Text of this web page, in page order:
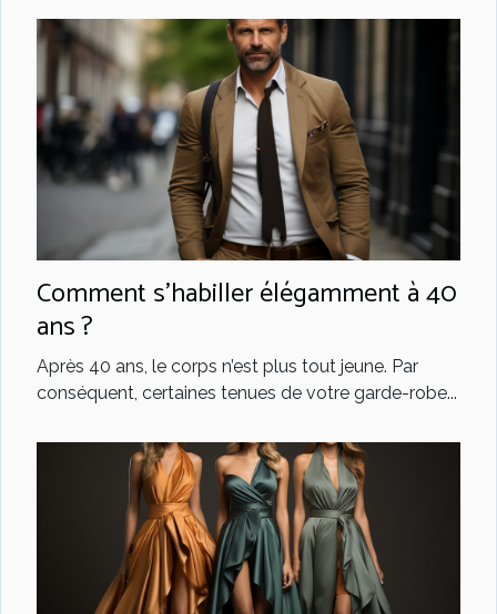
Comment s’habiller élégamment à 40
ans ?
Après 40 ans, le corps n’est plus tout jeune. Par
conséquent, certaines tenues de votre garde-robe...